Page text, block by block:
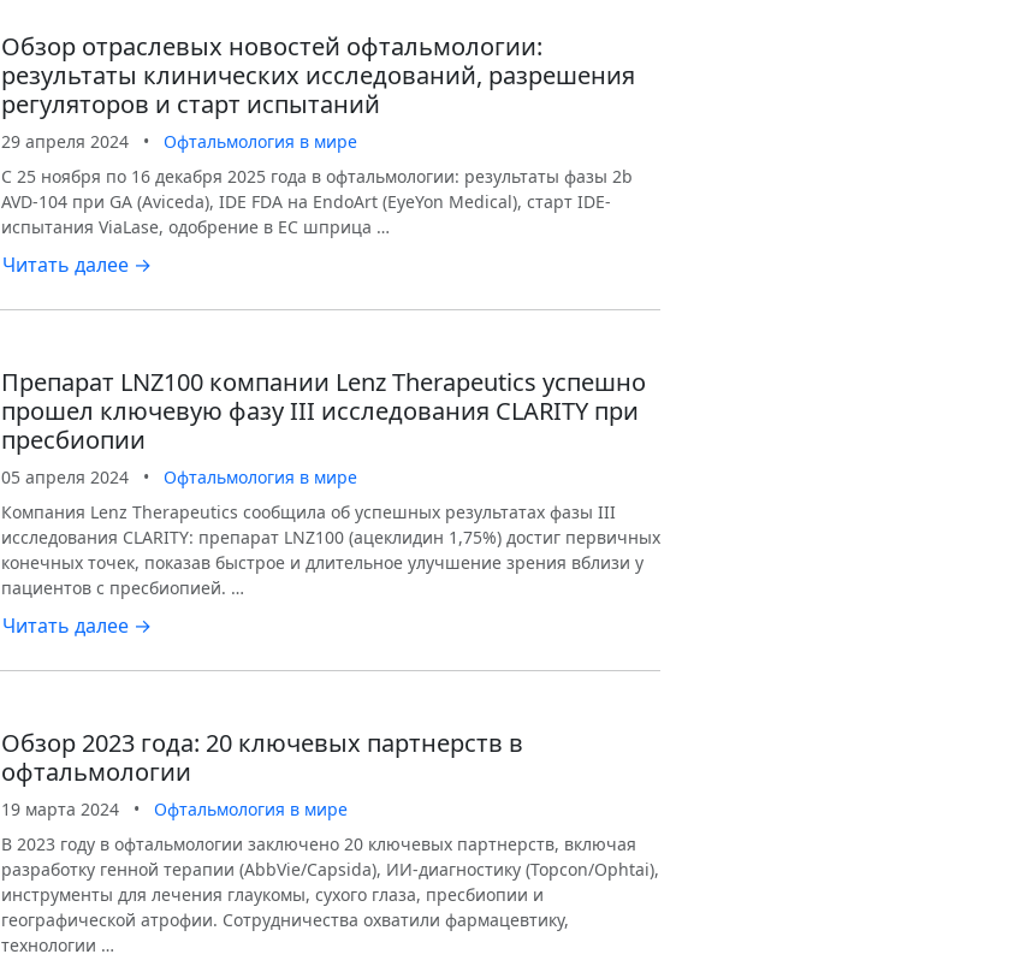
Обзор отраслевых новостей офтальмологии:
результаты клинических исследований, разрешения
регуляторов и старт испытаний
29 апреля 2024 •
Офтальмология в мире
С 25 ноября по 16 декабря 2025 года в офтальмологии: результаты фазы 2b
AVD-104 при GA (Aviceda), IDE FDA на EndoArt (EyeYon Medical), старт IDE-
испытания ViaLase, одобрение в ЕС шприца …
Читать далее →
Препарат LNZ100 компании Lenz Therapeutics успешно
прошел ключевую фазу III исследования CLARITY при
пресбиопии
05 апреля 2024 •
Офтальмология в мире
Компания Lenz Therapeutics сообщила об успешных результатах фазы III
исследования CLARITY: препарат LNZ100 (ацеклидин 1,75%) достиг первичных
конечных точек, показав быстрое и длительное улучшение зрения вблизи у
пациентов с пресбиопией. …
Читать далее →
Обзор 2023 года: 20 ключевых партнерств в
офтальмологии
19 марта 2024 •
Офтальмология в мире
В 2023 году в офтальмологии заключено 20 ключевых партнерств, включая
разработку генной терапии (AbbVie/Capsida), ИИ-диагностику (Topcon/Ophtai),
инструменты для лечения глаукомы, сухого глаза, пресбиопии и
географической атрофии. Сотрудничества охватили фармацевтику,
технологии …